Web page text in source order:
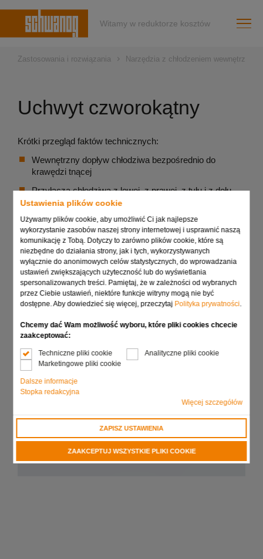
Ustawienia plików cookie
Używamy plików cookie, aby umożliwić Ci jak najlepsze
wykorzystanie zasobów naszej strony internetowej i usprawnić naszą
komunikację z Tobą. Dotyczy to zarówno plików cookie, które są
niezbędne do działania strony, jak i tych, wykorzystywanych
wyłącznie do anonimowych celów statystycznych, do wprowadzania
ustawień zwiększających użyteczność lub do wyświetlania
spersonalizowanych treści. Pamiętaj, że w zależności od wybranych
przez Ciebie ustawień, niektóre funkcje witryny mogą nie być
dostępne. Aby dowiedzieć się więcej, przeczytaj Polityka prywatności.
Chcemy dać Wam możliwość wyboru, które pliki cookies chcecie
zaakceptować:
Techniczne pliki cookie
Analityczne pliki cookie
Marketingowe pliki cookie
Dalsze informacje
Stopka redakcyjna
Więcej szczegółów
ZAPISZ USTAWIENIA
ZAAKCEPTUJ WSZYSTKIE PLIKI COOKIE
Witamy w reduktorze kosztów
Zastosowania i rozwiązania Narzędzia z chłodzeniem wewnętrznym
Uchwyt czworokątny
Krótki przegląd faktów technicznych:
Wewnętrzny dopływ chłodziwa bezpośrednio do
krawędzi tnącej
Przyłącza chłodziwa z lewej, z prawej, z tyłu i z dołu
Wysoka elastyczność, z możliwością stosowania we
wszystkich mocowaniach VDI
Kontrolowane chłodzenie wydłuża okresy eksploatacji
Usprawniony proces skrawania
Kompaktowe długości narzędzi i głowic
Prześlij zapytanie